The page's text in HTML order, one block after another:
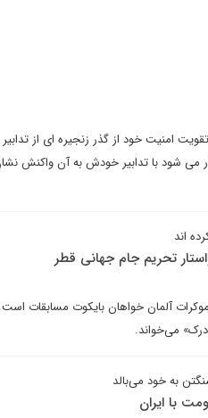
امنیت خود از گذر زنجیره ای از تدابیر
می شود با تدابیر خودش به آن واکنش
اند
تحریم جام جهانی قطر
آلمان خواهان بایکوت مسابقات
درک» می‌خواند.
به خود می‌بالد
با ایران